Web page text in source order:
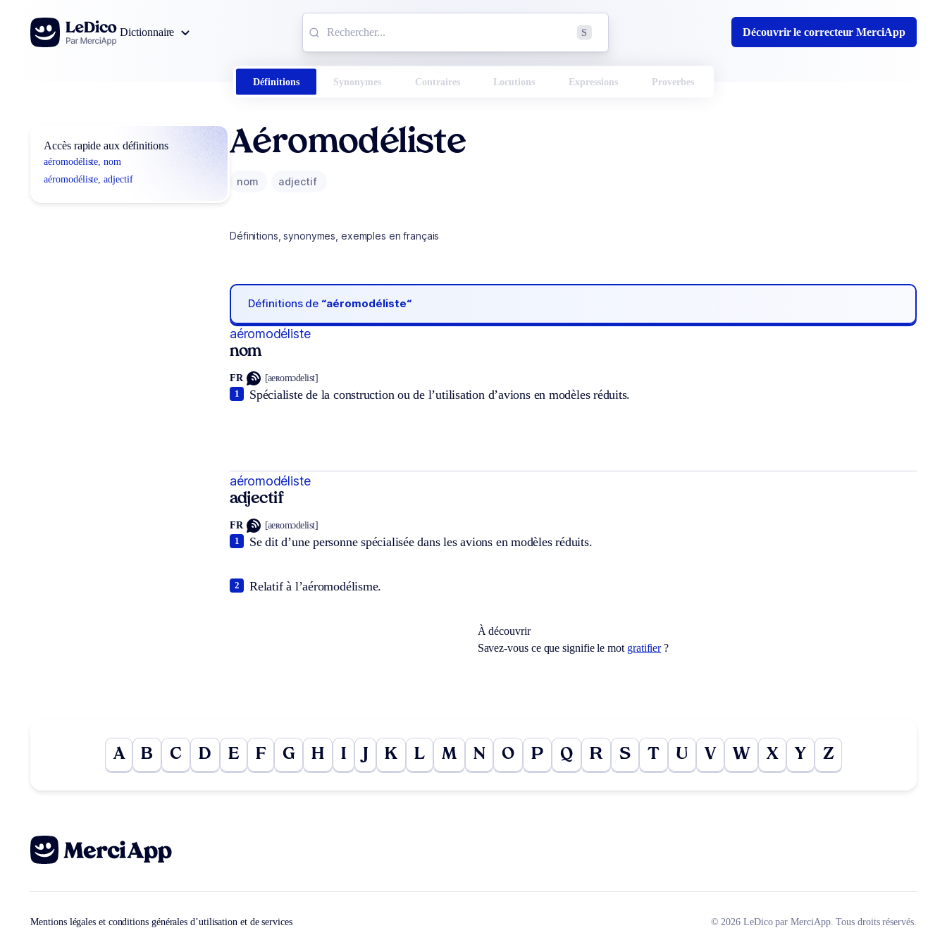
Aller au contenu
Dictionnaire
S Découvrir le correcteur MerciApp
Définitions Synonymes Contraires Locutions Expressions Proverbes
Accès rapide aux définitions
aéromodéliste, nom
aéromodéliste, adjectif
Aéromodéliste
nom adjectif
Définitions, synonymes, exemples en français
Définitions de “aéromodéliste“
aéromodéliste
nom
FR [aeʀomɔdelist]
Spécialiste de la construction ou de l’utilisation d’avions en modèles réduits.
1
aéromodéliste
adjectif
FR [aeʀomɔdelist]
Se dit d’une personne spécialisée dans les avions en modèles réduits.
1
Relatif à l’aéromodélisme.
2
À découvrir
Savez-vous ce que signifie le mot gratifier?
A B C D E F G H I K L M N O P Q R S T U V W X Y Z
Mentions légales et conditions générales d’utilisation et de services © 2026 LeDico par MerciApp. Tous droits réservés.